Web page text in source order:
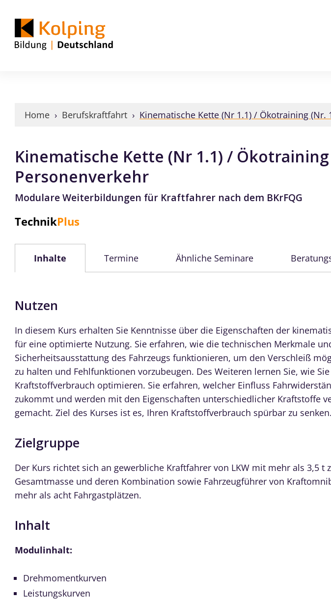
Home › Berufskraftfahrt › Kinematische Kette (Nr 1.1) / Ökotraining
Kinematische Kette (Nr 1.1) /
Personenverkehr
Modulare Weiterbildungen für Kraftfahrer nach dem BKrFQG
TechnikPlus
Inhalte Termine Ähnliche Seminare
Nutzen
In diesem Kurs erhalten Sie Kenntnisse über die Eigenschaften der
für eine optimierte Nutzung. Sie erfahren, wie die technischen Merkmale
Sicherheitsausstattung des Fahrzeugs funktionieren, um den Verschleiß
zu halten und Fehlfunktionen vorzubeugen. Des Weiteren lernen Sie, wie
Kraftstoffverbrauch optimieren. Sie erfahren, welcher Einfluss
zukommt und werden mit den Eigenschaften unterschiedlicher Kraftstoffe
gemacht. Ziel des Kurses ist es, Ihren Kraftstoffverbrauch spürbar zu senken.
Zielgruppe
Der Kurs richtet sich an gewerbliche Kraftfahrer von LKW mit mehr als 3,5 t
Gesamtmasse und deren Kombination sowie Fahrzeugführer von
mehr als acht Fahrgastplätzen.
Inhalt
Modulinhalt:
Drehmomentkurven
Leistungskurven